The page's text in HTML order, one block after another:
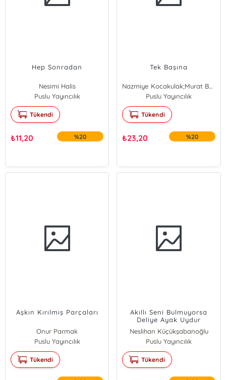
Hep Sonradan
Nesimi Halis
Puslu Yayıncılık
Tükendi
₺11,20 %20
Tek Başına
Nazmiye Kocakulak;Murat Bayar
Nazmiye Kocakulak
Murat Bayar
Puslu Yayıncılık
Tükendi
₺23,20 %20
Aşkın Kırılmış Parçaları
Onur Parmak
Puslu Yayıncılık
Tükendi
Akıllı Seni Bulmuyorsa
Deliye Ayak Uydur
Neslihan Küçükşabanoğlu
Puslu Yayıncılık
Tükendi